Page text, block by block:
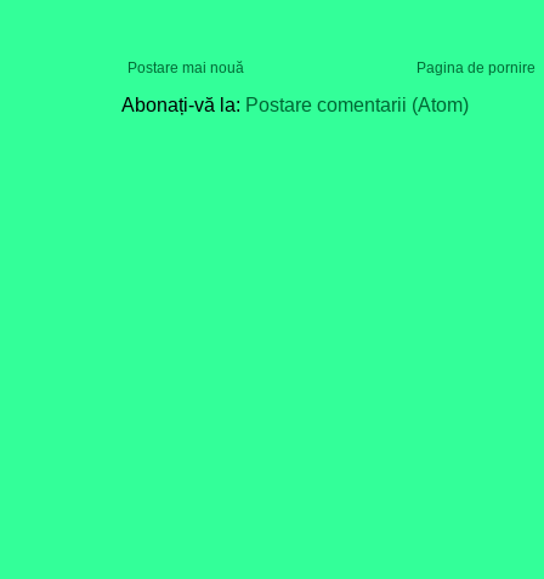
Postare mai nouă Pagina de pornire
Abonați-vă la: Postare comentarii (Atom)